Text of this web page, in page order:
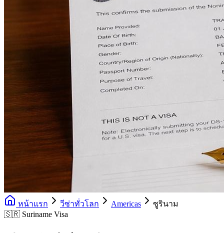
หน้าแรก วีซ่าทั่วโลก Americas
ซูรินาม
🇸🇷 Suriname Visa